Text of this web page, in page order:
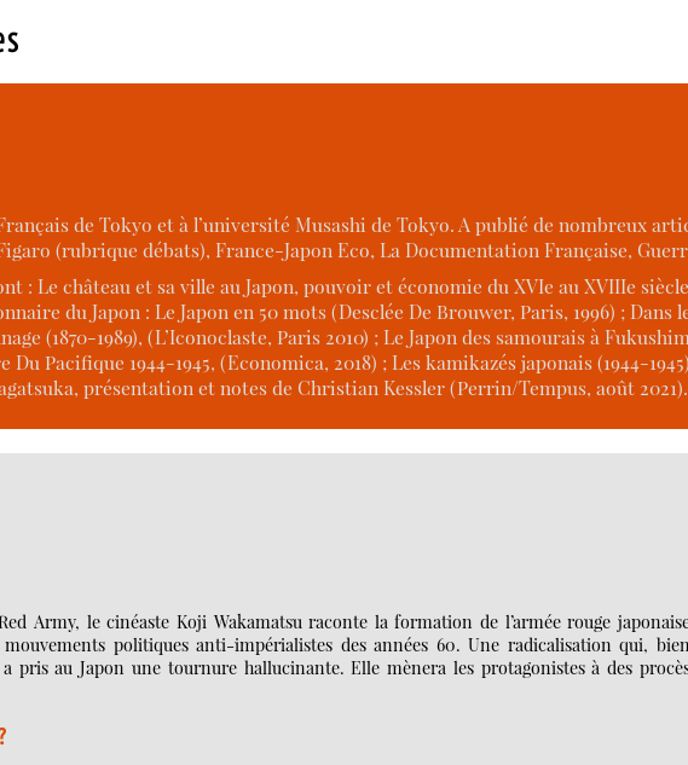
de Tokyo et à l’université Musashi de Tokyo. A publié de nombreux
(rubrique débats), France-Japon Eco, La Documentation Française,
: Le château et sa ville au Japon, pouvoir et économie du XVIe au XVIIIe
du Japon : Le Japon en 50 mots (Desclée De Brouwer, Paris, 1996) ; Dans
(1870-1989), (L’Iconoclaste, Paris 2010) ; Le Japon des samourais à
Du Pacifique 1944-1945, (Economica, 2018) ; Les kamikazés japonais (1944-
présentation et notes de Christian Kessler (Perrin/Tempus, août 2021).
Army, le cinéaste Koji Wakamatsu raconte la formation de l’armée rouge
politiques anti-impérialistes des années 60. Une radicalisation qui, bien
a pris au Japon une tournure hallucinante. Elle mènera les protagonistes à des